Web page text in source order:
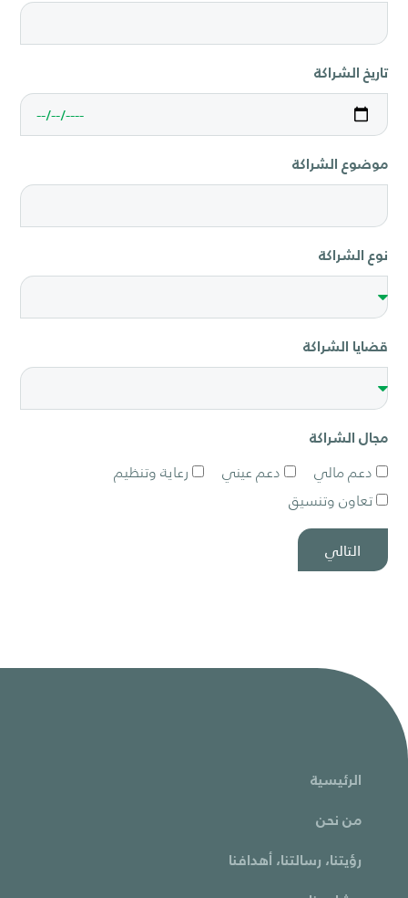
تاريخ الشراكة
موضوع الشراكة
نوع الشراكة
قضايا الشراكة
مجال الشراكة
دعم مالي
دعم عيني
رعاية وتنظيم
تعاون وتنسيق
التالي
الرئيسية
من نحن
رؤيتنا، رسالتنا، أهدافنا